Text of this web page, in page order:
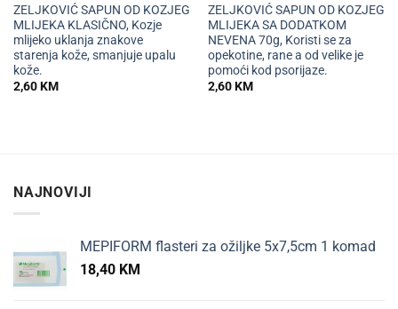
ZELJKOVIĆ SAPUN OD KOZJEG
MLIJEKA KLASIČNO, Kozje
mlijeko uklanja znakove
starenja kože, smanjuje upalu
kože.
2,60KM
ZELJKOVIĆ SAPUN OD KOZJEG
MLIJEKA SA DODATKOM
NEVENA 70g, Koristi se za
opekotine, rane a od velike je
pomoći kod psorijaze.
2,60KM
NAJNOVIJI
MEPIFORM flasteri za ožiljke 5x7,5cm 1 komad
18,40 KM